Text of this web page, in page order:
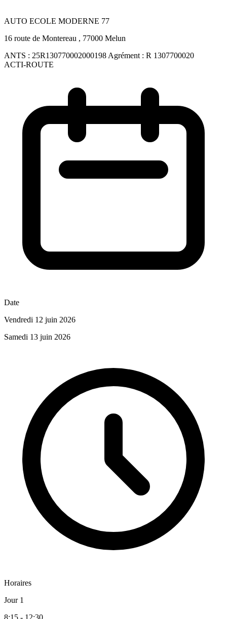
AUTO ECOLE MODERNE 77
16 route de Montereau , 77000 Melun
ANTS : 25R130770002000198 Agrément : R 1307700020
ACTI-ROUTE
Date
Vendredi 12 juin 2026
Samedi 13 juin 2026
Horaires
Jour 1
8:15 - 12:30